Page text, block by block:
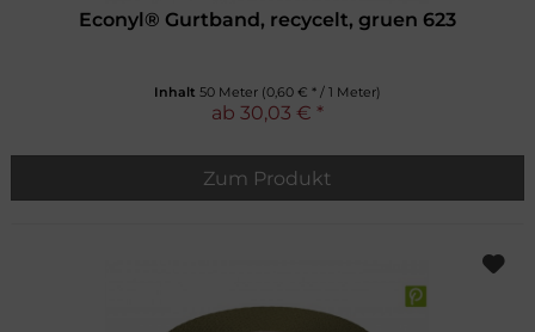
Econyl® Gurtband, recycelt, gruen 623
Inhalt 50 Meter (0,60 € * / 1 Meter)
ab 30,03 € *
Zum Produkt